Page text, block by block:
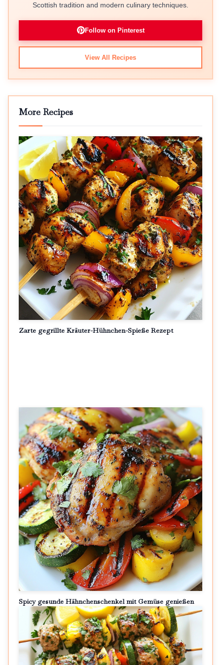
Scottish tradition and modern culinary techniques.
Follow on Pinterest
View All Recipes
More Recipes
Zarte gegrillte Kräuter-Hühnchen-Spieße Rezept
Spicy gesunde Hähnchenschenkel mit Gemüse genießen